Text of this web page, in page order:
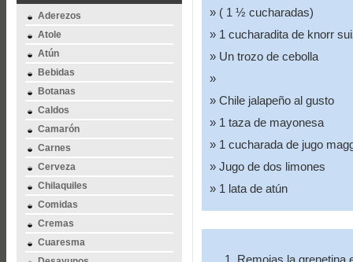
Aderezos
Atole
Atún
Bebidas
Botanas
Caldos
Camarón
Carnes
Cerveza
Chilaquiles
Comidas
Cremas
Cuaresma
( 1 ½ cucharadas)
1 cucharadita de knorr
Un trozo de cebolla
Chile jalapeño al gusto
1 taza de mayonesa
1 cucharada de jugo
Jugo de dos limones
1 lata de atún
Remojas la grenetina